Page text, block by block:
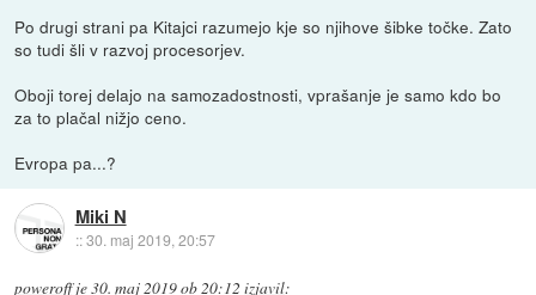
Po drugi strani pa Kitajci razumejo kje so njihove šibke točke. Zato
so tudi šli v razvoj procesorjev.
Oboji torej delajo na samozadostnosti, vprašanje je samo kdo bo
za to plačal nižjo ceno.
Evropa pa...?
Miki N
::30. maj 2019, 20:57
poweroffje30. maj 2019 ob 20:12 izjavil: